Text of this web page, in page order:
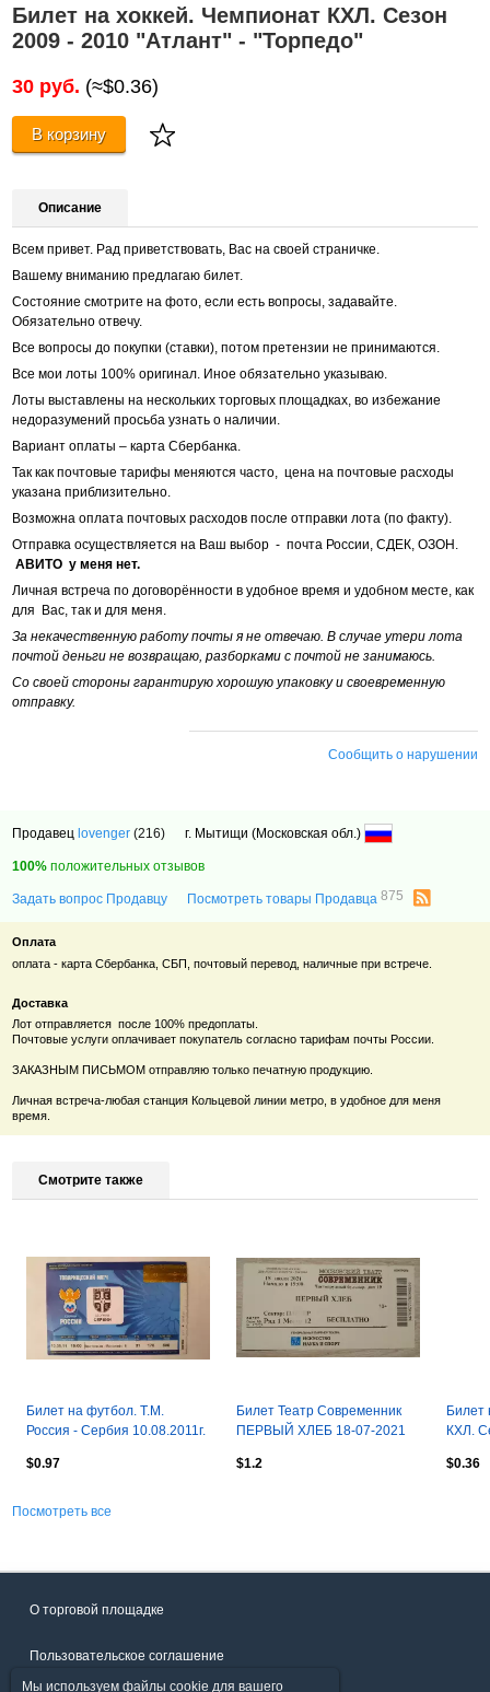
Билет на хоккей. Чемпионат КХЛ. Сезон
2009 - 2010 "Атлант" - "Торпедо"
30 руб. (≈$0.36)
В корзину
Описание
Всем привет. Рад приветствовать, Вас на своей страничке.
Вашему вниманию предлагаю билет.
Состояние смотрите на фото, если есть вопросы, задавайте.
Обязательно отвечу.
Все вопросы до покупки (ставки), потом претензии не принимаются.
Все мои лоты 100% оригинал. Иное обязательно указываю.
Лоты выставлены на нескольких торговых площадках, во избежание
недоразумений просьба узнать о наличии.
Вариант оплаты – карта Сбербанка.
Так как почтовые тарифы меняются часто, цена на почтовые расходы
указана приблизительно.
Возможна оплата почтовых расходов после отправки лота (по факту).
Отправка осуществляется на Ваш выбор - почта России, СДЕК, ОЗОН.
АВИТО у меня нет.
Личная встреча по договорённости в удобное время и удобном месте, как
для Вас, так и для меня.
За некачественную работу почты я не отвечаю. В случае утери лота
почтой деньги не возвращаю, разборками с почтой не занимаюсь.
Со своей стороны гарантирую хорошую упаковку и своевременную
отправку.
Сообщить о нарушении
Продавец lovenger (216) г. Мытищи (Московская обл.)
100% положительных отзывов
Задать вопрос Продавцу Посмотреть товары Продавца875
Оплата
оплата - карта Сбербанка, СБП, почтовый перевод, наличные при встрече.
Доставка
Лот отправляется после 100% предоплаты.
Почтовые услуги оплачивает покупатель согласно тарифам почты России.
ЗАКАЗНЫМ ПИСЬМОМ отправляю только печатную продукцию.
Личная встреча-любая станция Кольцевой линии метро, в удобное для меня
время.
Смотрите также
Билет на футбол. Т.М.
Россия - Сербия 10.08.2011г.
$0.97
Билет Театр Современник
ПЕРВЫЙ ХЛЕБ 18-07-2021
$1.2
Билет
КХЛ.
$0.36
Посмотреть все
О торговой площадке
Пользовательское соглашение
Мы используем файлы cookie для вашего